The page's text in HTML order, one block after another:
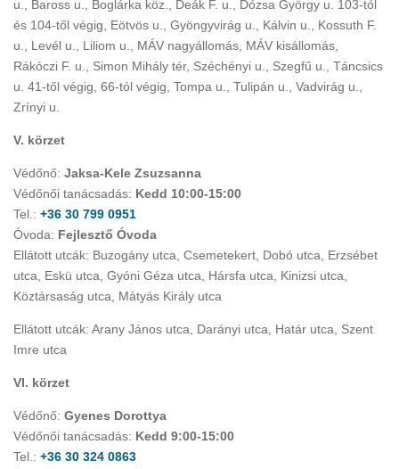
u., Baross u., Boglárka köz., Deák F. u., Dózsa György u. 103-tól
és 104-től végig, Eötvös u., Gyöngyvirág u., Kálvin u., Kossuth F.
u., Levél u., Liliom u., MÁV nagyállomás, MÁV kisállomás,
Rákóczi F. u., Simon Mihály tér, Széchényi u., Szegfű u., Táncsics
u. 41-től végig, 66-tól végig, Tompa u., Tulipán u., Vadvirág u.,
Zrínyi u.
V. körzet
Védőnő: Jaksa-Kele Zsuzsanna
Védőnői tanácsadás: Kedd 10:00-15:00
Tel.: +36 30 799 0951
Óvoda: Fejlesztő Óvoda
Ellátott utcák: Buzogány utca, Csemetekert, Dobó utca, Erzsébet
utca, Eskü utca, Gyóni Géza utca, Hársfa utca, Kinizsi utca,
Köztársaság utca, Mátyás Király utca
Ellátott utcák: Arany János utca, Darányi utca, Határ utca, Szent
Imre utca
VI. körzet
Védőnő: Gyenes Dorottya
Védőnői tanácsadás: Kedd 9:00-15:00
Tel.: +36 30 324 0863